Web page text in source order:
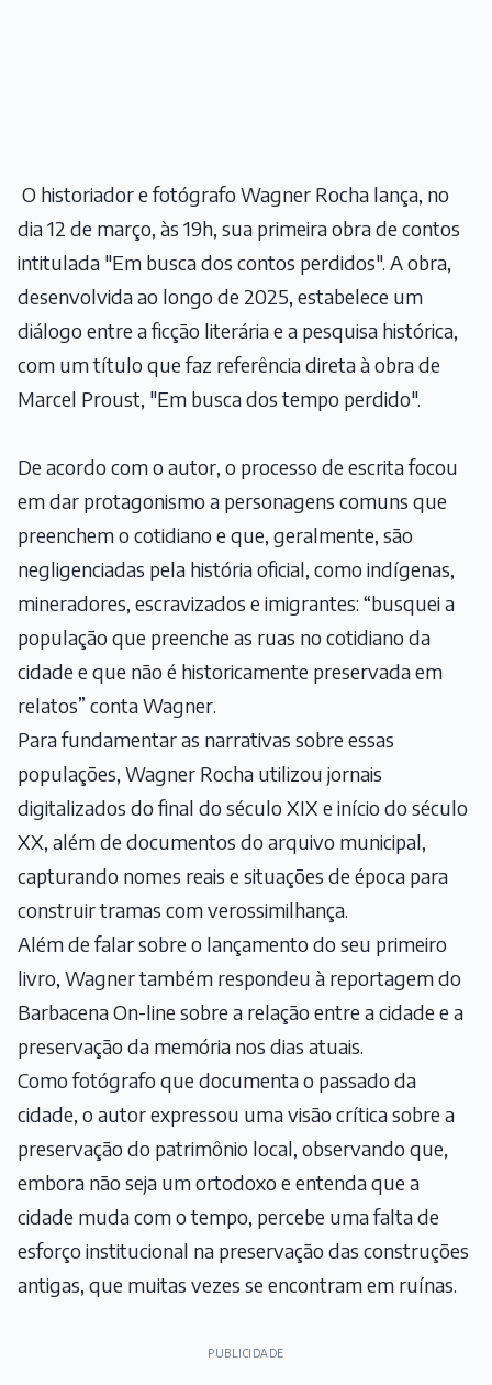
O historiador e fotógrafo Wagner Rocha lança, no
dia 12 de março, às 19h, sua primeira obra de contos
intitulada "Em busca dos contos perdidos". A obra,
desenvolvida ao longo de 2025, estabelece um
diálogo entre a ficção literária e a pesquisa histórica,
com um título que faz referência direta à obra de
Marcel Proust, "Em busca dos tempo perdido".
De acordo com o autor, ​o processo de escrita focou
em dar protagonismo a personagens comuns que
preenchem o cotidiano e que, geralmente, são
negligenciadas pela história oficial, como indígenas,
mineradores, escravizados e imigrantes: “busquei a
população que preenche as ruas no cotidiano da
cidade e que não é historicamente preservada em
relatos” conta Wagner.
Para fundamentar as narrativas sobre essas
populações, Wagner Rocha utilizou jornais
digitalizados do final do século XIX e início do século
XX, além de documentos do arquivo municipal,
capturando nomes reais e situações de época para
construir tramas com verossimilhança.
Além de falar sobre o lançamento do seu primeiro
livro, Wagner também respondeu à reportagem do
Barbacena On-line sobre a relação entre a cidade e a
preservação da memória nos dias atuais.
Como fotógrafo que documenta o passado da
cidade, o autor expressou uma visão crítica sobre a
preservação do patrimônio local, observando que,
embora não seja um ortodoxo e entenda que a
cidade muda com o tempo, percebe uma falta de
esforço institucional na preservação das construções
antigas, que muitas vezes se encontram em ruínas.
PUBLICIDADE